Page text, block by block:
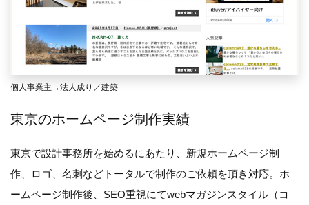
個人事業主→法人成り／建築
東京のホームページ制作実績
東京で設計事務所を始めるにあたり、新規ホームページ制
作、ロゴ、名刺などトータルで制作のご依頼を頂き対応。ホ
ームページ制作後、SEO重視にてwebマガジンスタイル（コ